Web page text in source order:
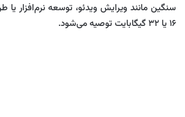
سنگین مانند ویرایش ویدئو، توسعه نرم‌افزار یا
۱۶ یا ۳۲ گیگابایت توصیه می‌شود.